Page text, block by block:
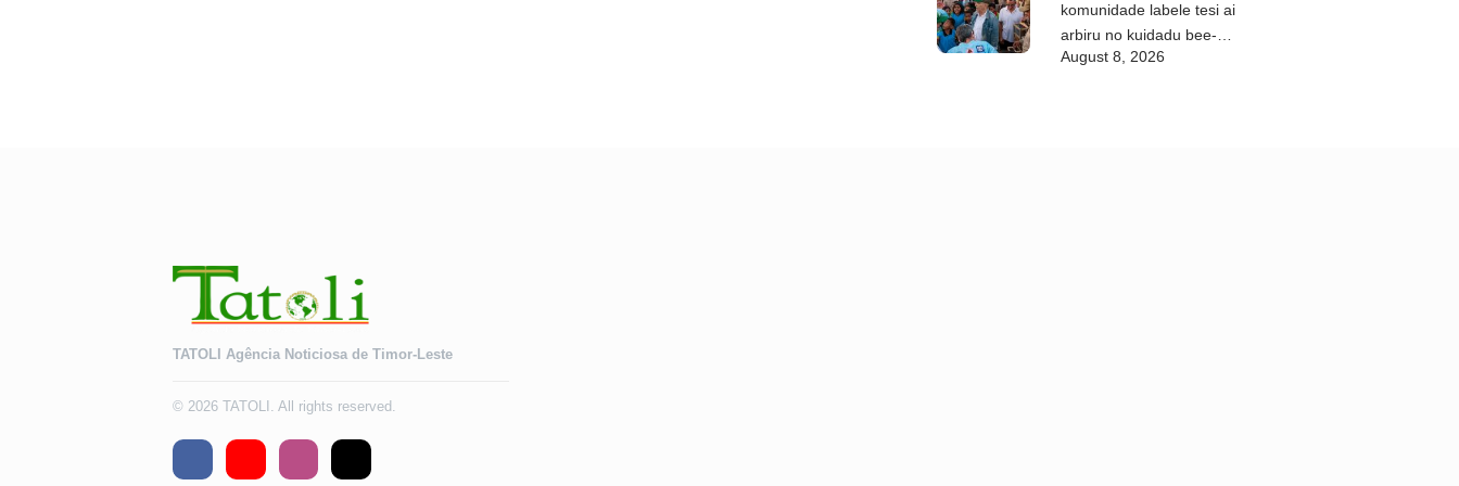
komunidade labele tesi ai
arbiru no kuidadu bee-
matan
August 8, 2026
TATOLI Agência Noticiosa de Timor-Leste
© 2026 TATOLI. All rights reserved.